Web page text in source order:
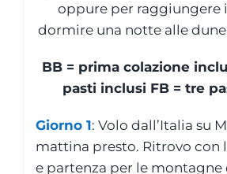
oppure per raggiungere
dormire una notte alle
BB = prima colazione
pasti inclusi FB = tre
Giorno 1: Volo dall’Italia su
mattina presto. Ritrovo con
e partenza per le montagne